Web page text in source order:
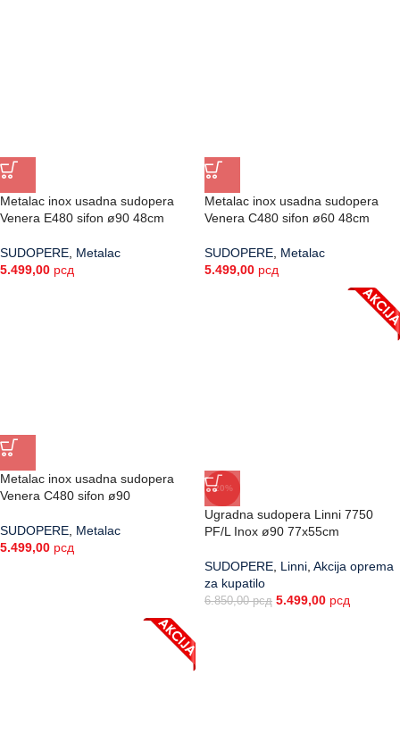
Metalac inox usadna sudopera
Venera E480 sifon ø90 48cm
SUDOPERE Metalac
5.499,00 рсд
Metalac inox usadna sudopera
Venera C480 sifon ø60 48cm
SUDOPERE Metalac
5.499,00 рсд
Metalac inox usadna sudopera
Venera C480 sifon ø90
SUDOPERE Metalac
5.499,00 рсд
-20%
Ugradna sudopera Linni 7750
PF/L Inox ø90 77x55cm
SUDOPERE Linni Akcija oprema
za kupatilo
6.850,00рсд 5.499,00 рсд